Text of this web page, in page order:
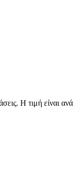
Η τιμή είναι ανά